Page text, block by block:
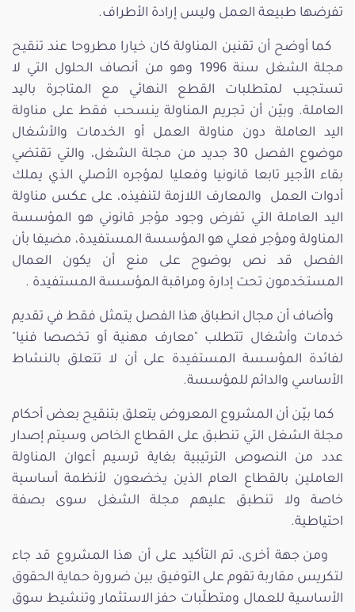
تفرضها طبيعة العمل وليس إرادة الأطراف.
كما أوضح أن تقنين المناولة كان خيارا مطروحا عند تنقيح
مجلة الشغل سنة 1996 وهو من أنصاف الحلول التي لا
تستجيب لمتطلبات القطع النهائي مع المتاجرة باليد
العاملة. وبيّن أن تجريم المناولة ينسحب فقط على مناولة
اليد العاملة دون مناولة العمل أو الخدمات والأشغال
موضوع الفصل 30 جديد من مجلة الشغل، والتي تقتضي
بقاء الأجير تابعا قانونيا وفعليا لمؤجره الأصلي الذي يملك
أدوات العمل والمعارف اللازمة لتنفيذه، على عكس مناولة
اليد العاملة التي تفرض وجود مؤجر قانوني هو المؤسسة
المناولة ومؤجر فعلي هو المؤسسة المستفيدة، مضيفا بأن
الفصل قد نص بوضوح على منع أن يكون العمال
المستخدمون تحت إدارة ومراقبة المؤسسة المستفيدة .
وأضاف أن مجال انطباق هذا الفصل يتمثل فقط في تقديم
خدمات وأشغال تتطلب "معارف مهنية أو تخصصا فنيا"
لفائدة المؤسسة المستفيدة على أن لا تتعلق بالنشاط
الأساسي والدائم للمؤسسة.
كما بيّن أن المشروع المعروض يتعلق بتنقيح بعض أحكام
مجلة الشغل التي تنطبق على القطاع الخاص وسيتم إصدار
عدد من النصوص الترتيبية بغاية ترسيم أعوان المناولة
العاملين بالقطاع العام الذين يخضعون لأنظمة أساسية
خاصة ولا تنطبق عليهم مجلة الشغل سوى بصفة
احتياطية.
ومن جهة أخرى، تم التأكيد على أن هذا المشروع قد جاء
لتكريس مقاربة تقوم على التوفيق بين ضرورة حماية الحقوق
الأساسية للعمال ومتطلّبات حفز الاستثمار وتنشيط سوق